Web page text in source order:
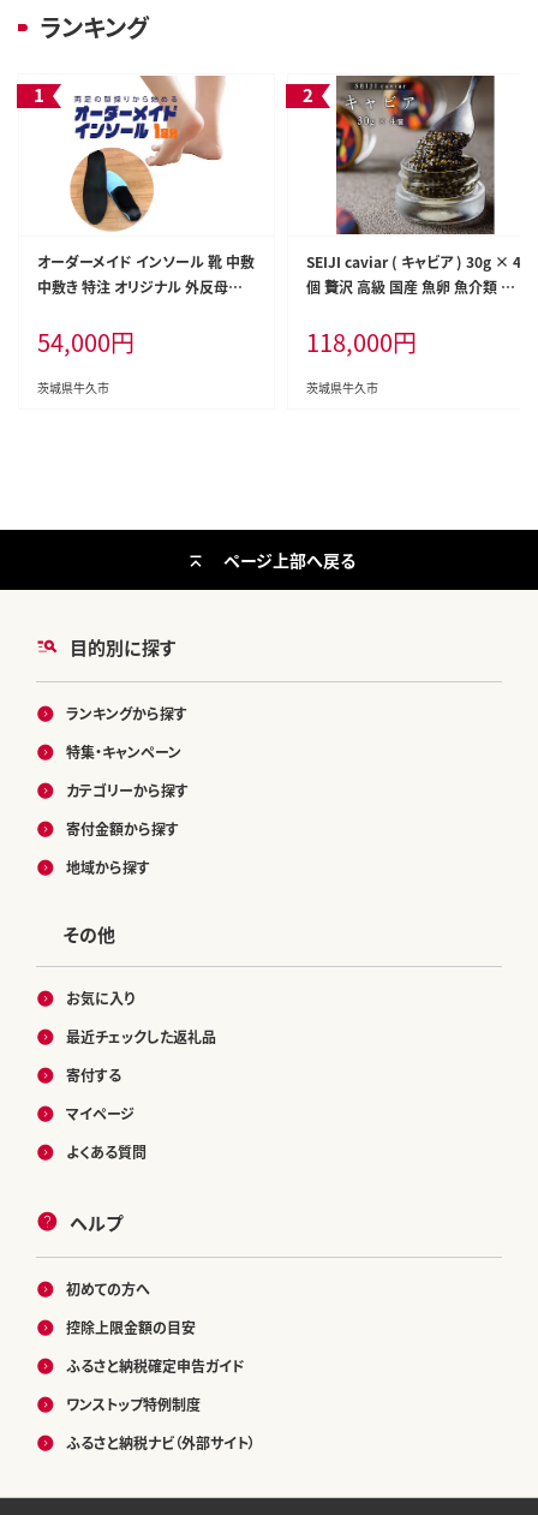
ランキング
オーダーメイド インソール 靴 中敷
中敷き 特注 オリジナル 外反母趾
54,000円
茨城県牛久市
SEIJI caviar ( キャビア ) 30g × 4
個 贅沢 高級 国産 魚卵 魚介類 世
贈り物 記念日 冷凍
118,000円
茨城県牛久市
目的別に探す
ランキングから探す
特集・キャンペーン
カテゴリーから探す
寄付金額から探す
地域から探す
その他
お気に入り
最近チェックした返礼品
寄付する
マイページ
よくある質問
ヘルプ
初めての方へ
控除上限金額の目安
ふるさと納税確定申告ガイド
ワンストップ特例制度
ふるさと納税ナビ（外部サイト）
ページ上部へ戻る